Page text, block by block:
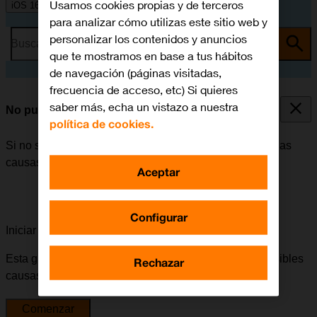
iOS 16.0
Busca por problema o tema
No puedo enviar ni recibir SMS
Si no se puede enviar ni recibir SMS, puede haber varias
causas posibles al problema.
Iniciar la guía para solucionar tu problema
Esta guía te va a conducir a través de una serie de posibles
causas y soluciones al problema.
Comenzar
Usamos cookies propias y de terceros
para analizar cómo utilizas este sitio web y
personalizar los contenidos y anuncios
que te mostramos en base a tus hábitos
de navegación (páginas visitadas,
frecuencia de acceso, etc) Si quieres
saber más, echa un vistazo a nuestra
política de cookies.
Configurar
Rechazar
Aceptar